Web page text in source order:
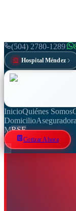
(504) 2780-1289|
Hospital Méndez
InicioQuiénes Somos
Domicilio
MRSE
Cotizar Ahora